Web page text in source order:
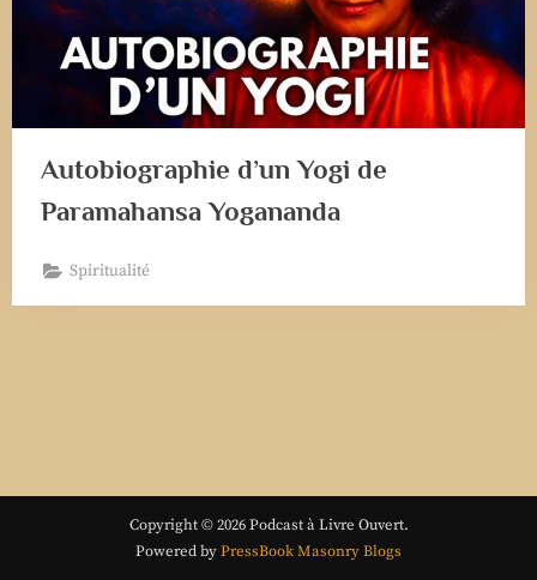
Autobiographie d’un Yogi de
Paramahansa Yogananda
Spiritualité
Copyright © 2026 Podcast à Livre Ouvert.
Powered byPressBook Masonry Blogs